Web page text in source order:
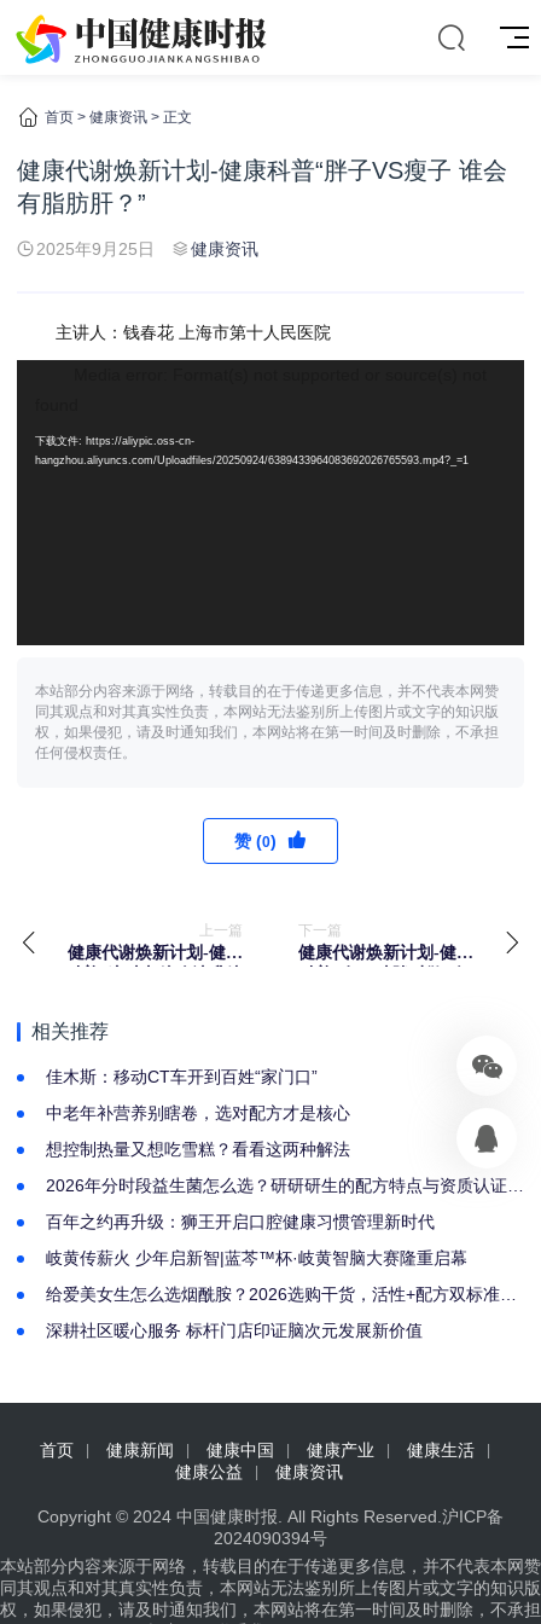
首页 > 健康资讯 > 正文
健康代谢焕新计划-健康科普“胖子VS瘦子 谁会
有脂肪肝？”
2025年9月25日 健康资讯
主讲人：钱春花 上海市第十人民医院
下载文件: https://aliypic.oss-cn-
hangzhou.aliyuncs.com/Uploadfiles/20250924/6389433964083692026765593.mp4?_=1
本站部分内容来源于网络，转载目的在于传递更多信息，并不代表本网赞
同其观点和对其真实性负责，本网站无法鉴别所上传图片或文字的知识版
权，如果侵犯，请及时通知我们，本网站将在第一时间及时删除，不承担
任何侵权责任。
赞 (0)
上一篇
健康代谢焕新计划-健康
下一篇
健康代谢焕新计划-健康
相关推荐
佳木斯：移动CT车开到百姓“家门口”
中老年补营养别瞎卷，选对配方才是核心
想控制热量又想吃雪糕？看看这两种解法
2026年分时段益生菌怎么选？研研研生的配方特点与资质认证解
百年之约再升级：狮王开启口腔健康习惯管理新时代
岐黄传薪火 少年启新智|蓝芩™杯·岐黄智脑大赛隆重启幕
给爱美女生怎么选烟酰胺？2026选购干货，活性+配方双标准筛
深耕社区暖心服务 标杆门店印证脑次元发展新价值
首页 健康新闻 健康中国 健康产业
健康生活
健康公益
健康资讯
Copyright © 2024 中国健康时报 . All Rights Reserved. 沪ICP备
2024090394号
本站部分内容来源于网络，转载目的在于传递更多信息，并不代表本网赞
同其观点和对其真实性负责，本网站无法鉴别所上传图片或文字的知识版
权，如果侵犯，请及时通知我们，本网站将在第一时间及时删除，不承担